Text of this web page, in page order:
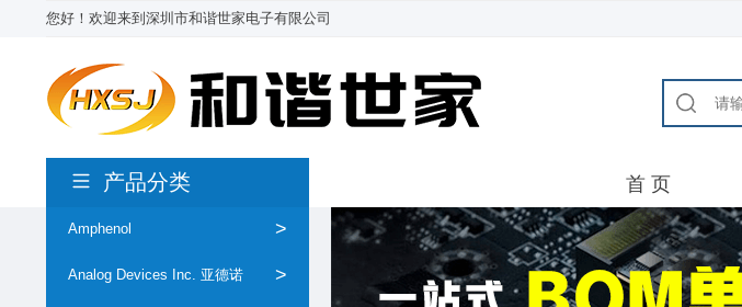
您好！欢迎来到深圳市和谐世家电子有限公司
产品分类
Amphenol >
Analog Devices Inc. 亚德诺 >
首 页